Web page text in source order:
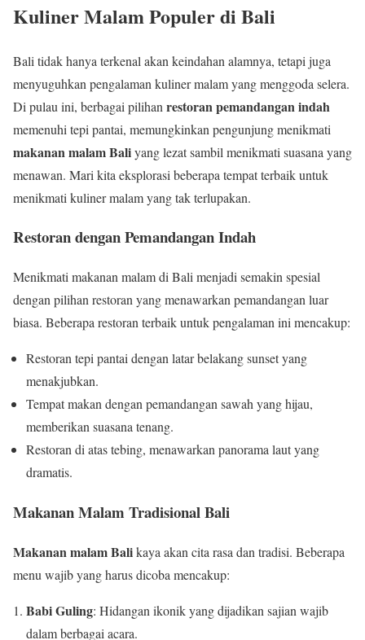
Kuliner Malam Populer di Bali
Bali tidak hanya terkenal akan keindahan alamnya, tetapi juga
menyuguhkan pengalaman kuliner malam yang menggoda selera.
Di pulau ini, berbagai pilihan restoran pemandangan indah
memenuhi tepi pantai, memungkinkan pengunjung menikmati
makanan malam Baliyang lezat sambil menikmati suasana yang
menawan. Mari kita eksplorasi beberapa tempat terbaik untuk
menikmati kuliner malam yang tak terlupakan.
Restoran dengan Pemandangan Indah
Menikmati makanan malam di Bali menjadi semakin spesial
dengan pilihan restoran yang menawarkan pemandangan luar
biasa. Beberapa restoran terbaik untuk pengalaman ini mencakup:
Restoran tepi pantai dengan latar belakang sunset yang
menakjubkan.
Tempat makan dengan pemandangan sawah yang hijau,
memberikan suasana tenang.
Restoran di atas tebing, menawarkan panorama laut yang
dramatis.
Makanan Malam Tradisional Bali
Makanan malam Balikaya akan cita rasa dan tradisi. Beberapa
menu wajib yang harus dicoba mencakup:
Babi Guling: Hidangan ikonik yang dijadikan sajian wajib
dalam berbagai acara.